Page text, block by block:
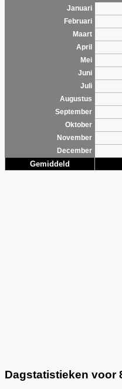
Januari
Februari
Maart
April
Mei
Juni
Juli
Augustus
September
Oktober
November
December
Gemiddeld
Dagstatistieken voor